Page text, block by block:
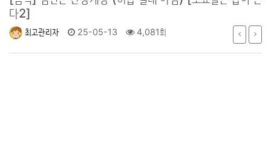
다2]
최고관리자 25-05-13 4,081회